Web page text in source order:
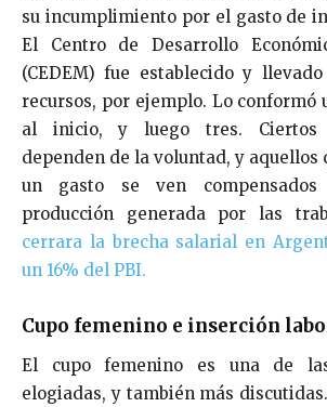
su incumplimiento por el gasto de
El Centro de Desarrollo
(CEDEM) fue establecido y
recursos, por ejemplo. Lo conformó
al inicio, y luego tres. Ciertos
dependen de la voluntad, y aquellos
un gasto se ven
producción generada por las
cerrara la brecha salarial en
un 16% del PBI.
Cupo femenino e inserción
El cupo femenino es una de
elogiadas, y también más